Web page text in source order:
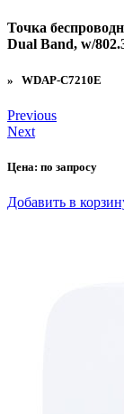
Точка
Dual Band, w/
» WDAP-C7210E
Previous
Next
Цена: по запросу
Добавить в